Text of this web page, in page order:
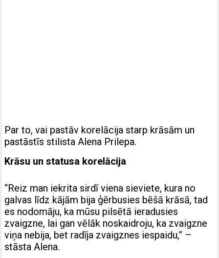
Par to, vai pastāv korelācija starp krāsām un
pastāstīs stilista Alena Prilepa.
Krāsu un statusa korelācija
“Reiz man iekrita sirdī viena sieviete, kura no
galvas līdz kājām bija ģērbusies bēšā krāsā, tad
es nodomāju, ka mūsu pilsētā ieradusies
zvaigzne, lai gan vēlāk noskaidroju, ka zvaigzne
viņa nebija, bet radīja zvaigznes iespaidu,” –
stāsta Alena.